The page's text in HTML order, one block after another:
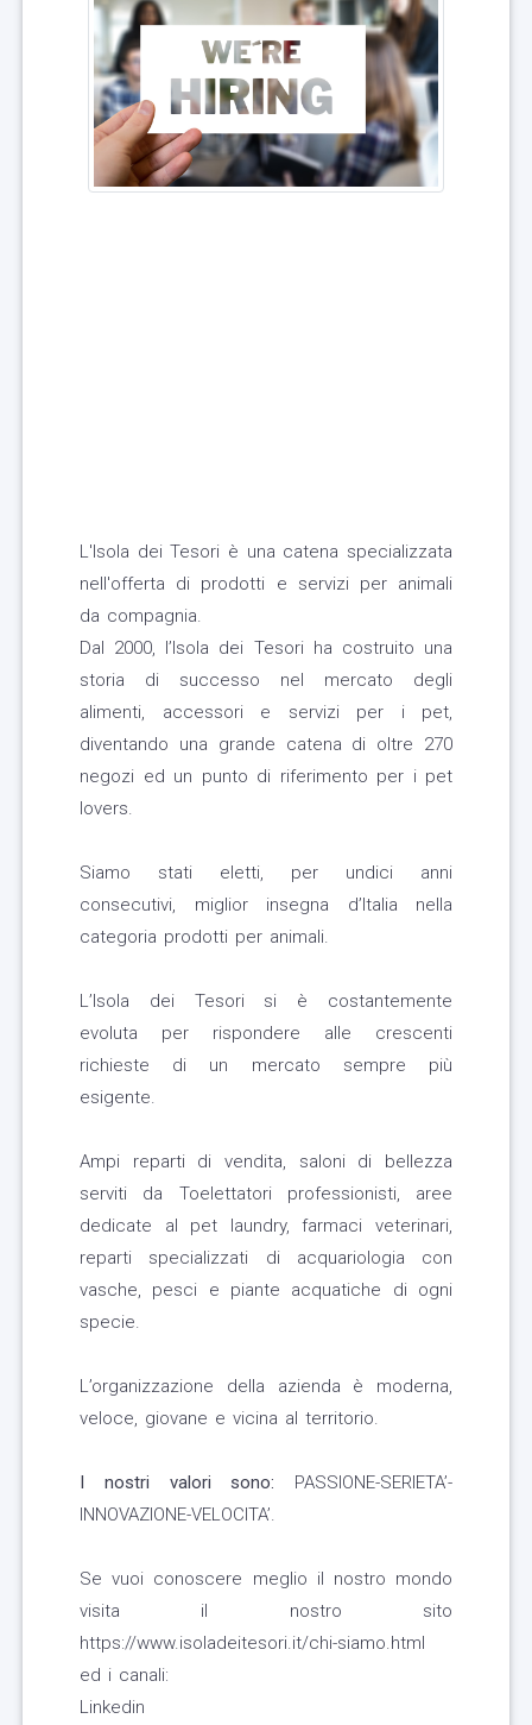
L'Isola dei Tesori è una catena specializzata
nell'offerta di prodotti e servizi per animali
da compagnia.
Dal 2000, l’Isola dei Tesori ha costruito una
storia di successo nel mercato degli
alimenti, accessori e servizi per i pet,
diventando una grande catena di oltre 270
negozi ed un punto di riferimento per i pet
lovers.
Siamo stati eletti, per undici anni
consecutivi, miglior insegna d’Italia nella
categoria prodotti per animali.
L’Isola dei Tesori si è costantemente
evoluta per rispondere alle crescenti
richieste di un mercato sempre più
esigente.
Ampi reparti di vendita, saloni di bellezza
serviti da Toelettatori professionisti, aree
dedicate al pet laundry, farmaci veterinari,
reparti specializzati di acquariologia con
vasche, pesci e piante acquatiche di ogni
specie.
L’organizzazione della azienda è moderna,
veloce, giovane e vicina al territorio.
I nostri valori sono: PASSIONE-SERIETA’-
INNOVAZIONE-VELOCITA’.
Se vuoi conoscere meglio il nostro mondo
visita il nostro sito
https://www.isoladeitesori.it/chi-siamo.html
ed i canali:
Linkedin